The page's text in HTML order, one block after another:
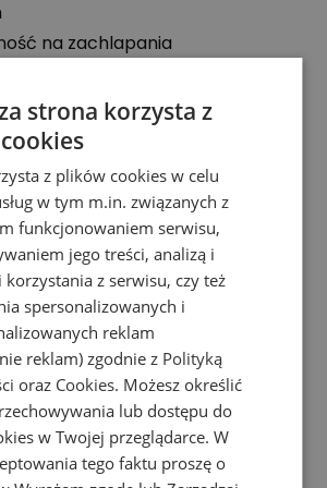
na zachlapania
na zamek
na laptop 13”
zapinana na napy
80-530 Gdańsk, Polska
Plecak
strona korzysta z
z plików cookies w celu
w tym m.in. związanych z
funkcjonowaniem serwisu,
jego treści, analizą i
korzystania z serwisu, czy też
spersonalizowanych i
reklam
reklam) zgodnie z Polityką
oraz Cookies. Możesz określić
lub dostępu do
w Twojej przeglądarce. W
tego faktu proszę o